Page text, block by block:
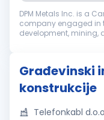
DPM Metals Inc. is a
company engaged in
development, mining,
Građevinski
konstrukcije
Telefonkabl